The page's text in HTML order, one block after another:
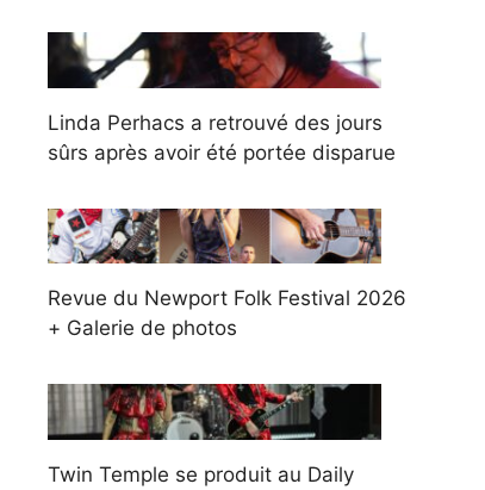
Linda Perhacs a retrouvé des jours
sûrs après avoir été portée disparue
Revue du Newport Folk Festival 2026
+ Galerie de photos
Twin Temple se produit au Daily